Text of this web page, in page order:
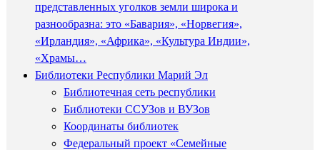
представленных уголков земли широка и
разнообразна: это «Бавария», «Норвегия»,
«Ирландия», «Африка», «Культура Индии»,
«Храмы…
Библиотеки Республики Марий Эл
Библиотечная сеть республики
Библиотеки ССУЗов и ВУЗов
Координаты библиотек
Федеральный проект «Семейные